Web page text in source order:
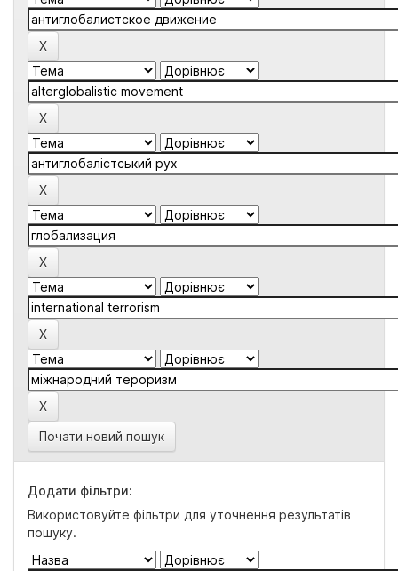
Почати новий пошук
Додати фільтри:
Використовуйте фільтри для уточнення результатів
пошуку.